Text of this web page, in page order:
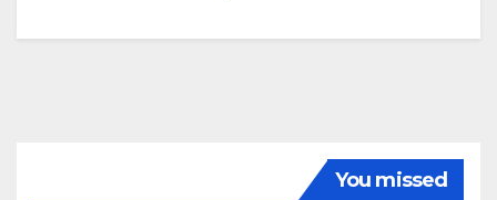
You missed